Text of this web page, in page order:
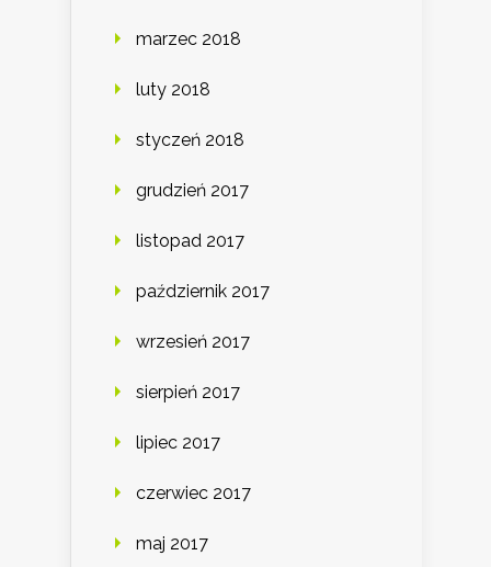
marzec 2018
luty 2018
styczeń 2018
grudzień 2017
listopad 2017
październik 2017
wrzesień 2017
sierpień 2017
lipiec 2017
czerwiec 2017
maj 2017